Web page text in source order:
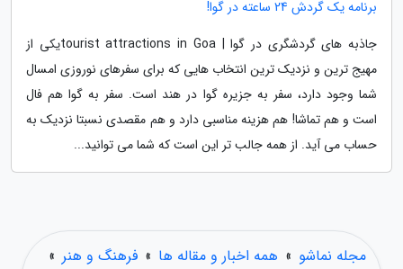
برنامه یک گردش 24 ساعته در گوا!
جاذبه های گردشگری در گوا | tourist attractions in Goaیکی از
مهیج ترین و نزدیک ترین انتخاب هایی که برای سفرهای نوروزی امسال
شما وجود دارد، سفر به جزیره گوا در هند است. سفر به گوا هم فال
است و هم تماشا! هم هزینه مناسبی دارد و هم مقصدی نسبتا نزدیک به
حساب می آید. از همه جالب تر این است که شما می توانید...
مجله نماشو » همه اخبار و مقاله ها » فرهنگ و هنر »